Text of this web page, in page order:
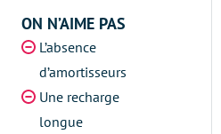
ON N’AIME PAS
L’absence
d’amortisseurs
Une recharge
longue